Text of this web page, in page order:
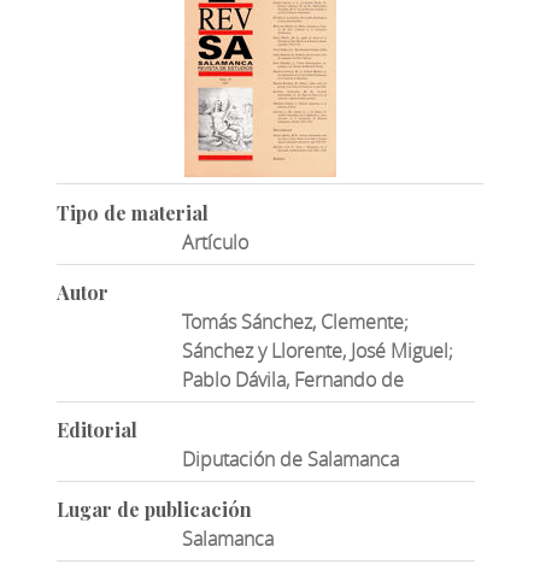
Tipo de material
Artículo
Autor
Tomás Sánchez, Clemente;
Sánchez y Llorente, José Miguel;
Pablo Dávila, Fernando de
Editorial
Diputación de Salamanca
Lugar de publicación
Salamanca